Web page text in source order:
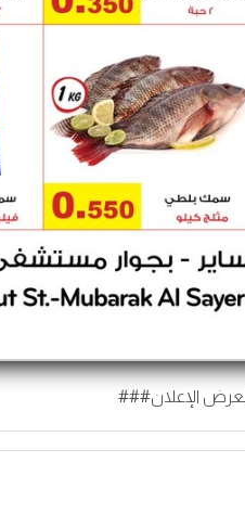
الإعلان###